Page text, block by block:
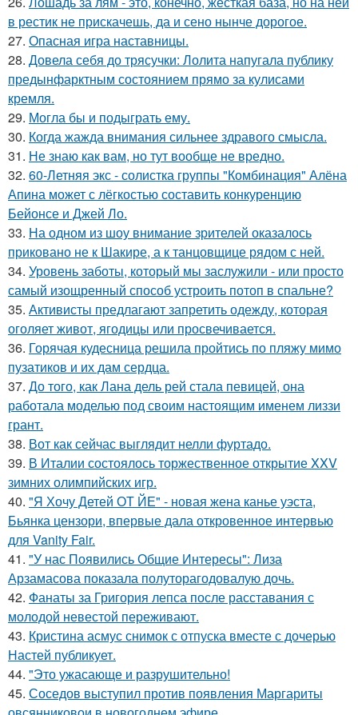
в рестик не прискачешь, да и сено нынче дорогое.
27. Опасная игра наставницы.
28. Довела себя до трясучки: Лолита напугала публику
предынфарктным состоянием прямо за кулисами
кремля.
29. Могла бы и подыграть ему.
30. Когда жажда внимания сильнее здравого смысла.
31. Не знаю как вам, но тут вообще не вредно.
32. 60-Летняя экс - солистка группы "Комбинация" Алёна
Апина может с лёгкостью составить конкуренцию
Бейонсе и Джей Ло.
33. На одном из шоу внимание зрителей оказалось
приковано не к Шакире, а к танцовщице рядом с ней.
34. Уровень заботы, который мы заслужили - или просто
самый изощренный способ устроить потоп в спальне?
35. Активисты предлагают запретить одежду, которая
оголяет живот, ягодицы или просвечивается.
36. Горячая кудесница решила пройтись по пляжу мимо
пузатиков и их дам сердца.
37. До того, как Лана дель рей стала певицей, она
работала моделью под своим настоящим именем лиззи
грант.
38. Вот как сейчас выглядит нелли фуртадо.
39. В Италии состоялось торжественное открытие XXV
зимних олимпийских игр.
40. "Я Хочу Детей ОТ ЙЕ" - новая жена канье уэста,
Бьянка цензори, впервые дала откровенное интервью
для Vanity Fair.
41. "У нас Появились Общие Интересы": Лиза
Арзамасова показала полуторагодовалую дочь.
42. Фанаты за Григория лепса после расставания с
молодой невестой переживают.
43. Кристина асмус снимок с отпуска вместе с дочерью
Настей публикует.
44. "Это ужасающе и разрушительно!
45. Соседов выступил против появления Маргариты